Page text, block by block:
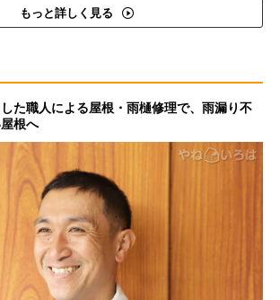
もっと詳しく見る
た職人による屋根・雨樋修理で、雨漏り不
根へ